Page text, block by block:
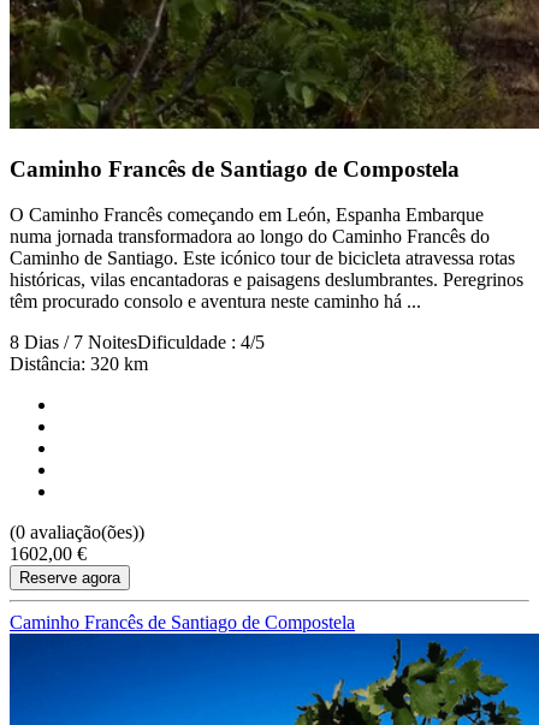
Caminho Francês de Santiago de Compostela
O Caminho Francês começando em León, Espanha Embarque
numa jornada transformadora ao longo do Caminho Francês do
Caminho de Santiago. Este icónico tour de bicicleta atravessa rotas
históricas, vilas encantadoras e paisagens deslumbrantes. Peregrinos
têm procurado consolo e aventura neste caminho há ...
8 Dias / 7 NoitesDificuldade : 4/5
Distância: 320 km
(0 avaliação(ões))
1602,00 €
Reserve agora
Caminho Francês de Santiago de Compostela